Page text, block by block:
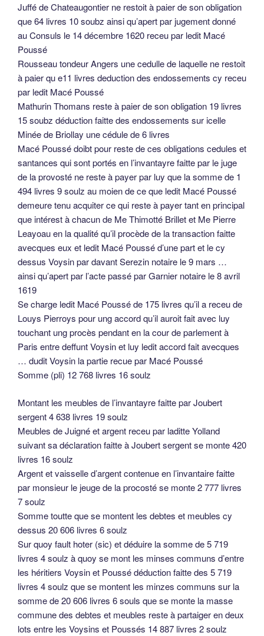
Juffé de Chateaugontier ne restoit à paier de son obligation
que 64 livres 10 soubz ainsi qu’apert par jugement donné
au Consuls le 14 décembre 1620 receu par ledit Macé
Poussé
Rousseau tondeur Angers une cedulle de laquelle ne restoit
à paier qu e11 livres deduction des endossements cy receu
par ledit Macé Poussé
Mathurin Thomans reste à paier de son obligation 19 livres
15 soubz déduction faitte des endossements sur icelle
Minée de Briollay une cédule de 6 livres
Macé Poussé doibt pour reste de ces obligations cedules et
santances qui sont portés en l’invantayre faitte par le juge
de la provosté ne reste à payer par luy que la somme de 1
494 livres 9 soulz au moien de ce que ledit Macé Poussé
demeure tenu acquiter ce qui reste à payer tant en principal
que intérest à chacun de Me Thimotté Brillet et Me Pierre
Leayoau en la qualité qu’il procède de la transaction faitte
avecques eux et ledit Macé Poussé d’une part et le cy
dessus Voysin par davant Serezin notaire le 9 mars …
ainsi qu’apert par l’acte passé par Garnier notaire le 8 avril
1619
Se charge ledit Macé Poussé de 175 livres qu’il a receu de
Louys Pierroys pour ung accord qu’il auroit fait avec luy
touchant ung procès pendant en la cour de parlement à
Paris entre deffunt Voysin et luy ledit accord fait avecques
… dudit Voysin la partie recue par Macé Poussé
Somme (pli) 12 768 livres 16 soulz
Montant les meubles de l’invantayre faitte par Joubert
sergent 4 638 livres 19 soulz
Meubles de Juigné et argent receu par laditte Yolland
suivant sa déclaration faitte à Joubert sergent se monte 420
livres 16 soulz
Argent et vaisselle d’argent contenue en l’invantaire faitte
par monsieur le jeuge de la procosté se monte 2 777 livres
7 soulz
Somme toutte que se montent les debtes et meubles cy
dessus 20 606 livres 6 soulz
Sur quoy fault hoter (sic) et déduire la somme de 5 719
livres 4 soulz à quoy se mont les minses communs d’entre
les héritiers Voysin et Poussé déduction faitte des 5 719
livres 4 soulz que se montent les minzes communs sur la
somme de 20 606 livres 6 souls que se monte la masse
commune des debtes et meubles reste à partaiger en deux
lots entre les Voysins et Poussés 14 887 livres 2 soulz